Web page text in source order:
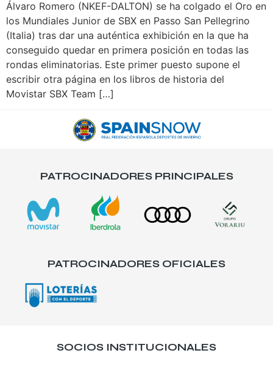
Álvaro Romero (NKEF-DALTON) se ha colgado el Oro en
los Mundiales Junior de SBX en Passo San Pellegrino
(Italia) tras dar una auténtica exhibición en la que ha
conseguido quedar en primera posición en todas las
rondas eliminatorias. Este primer puesto supone el
escribir otra página en los libros de historia del
Movistar SBX Team […]
PATROCINADORES PRINCIPALES
PATROCINADORES OFICIALES
SOCIOS INSTITUCIONALES